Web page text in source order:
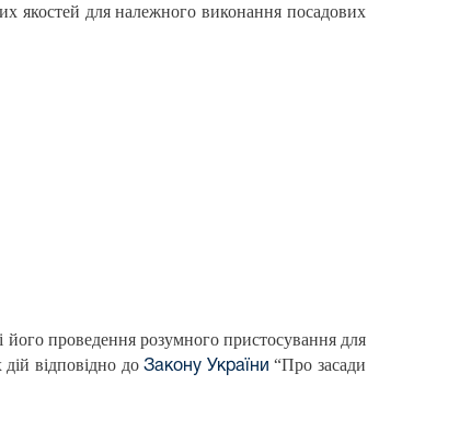
якостей для належного виконання посадових
його проведення розумного пристосування для
дій відповідно доЗакону України “Про засади